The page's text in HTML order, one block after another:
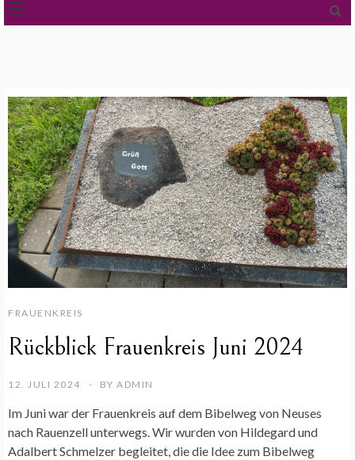
FRAUENKREIS
Rückblick Frauenkreis Juni 2024
12. JULI 2024 BY ADMIN
Im Juni war der Frauenkreis auf dem Bibelweg von Neuses
nach Rauenzell unterwegs. Wir wurden von Hildegard und
Adalbert Schmelzer begleitet, die die Idee zum Bibelweg